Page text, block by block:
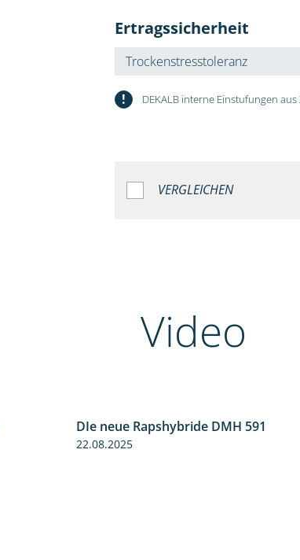
Ertragssicherheit
Trockenstresstoleranz
! DEKALB interne Einstufungen
VERGLEICHEN
Video
DIe neue Rapshybride DMH 591
22.08.2025